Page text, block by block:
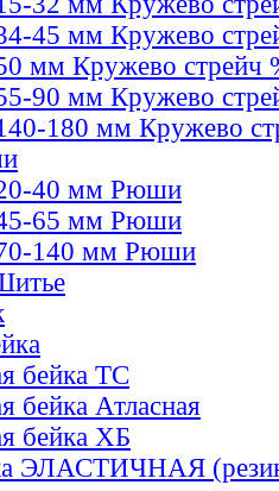
45 мм Кружево
мм Кружево стрейч
90 мм Кружево
180 мм Кружево
40 мм Рюши
65 мм Рюши
140 мм Рюши
бейка ТС
бейка Атласная
бейка ХБ
ЭЛАСТИЧНАЯ